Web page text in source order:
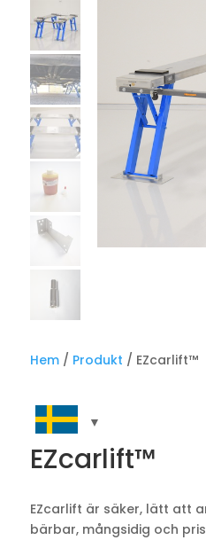
Hem/ Produkt / EZcarlift™
EZcarlift™
EZcarlift är säker, lätt att
bärbar, mångsidig och